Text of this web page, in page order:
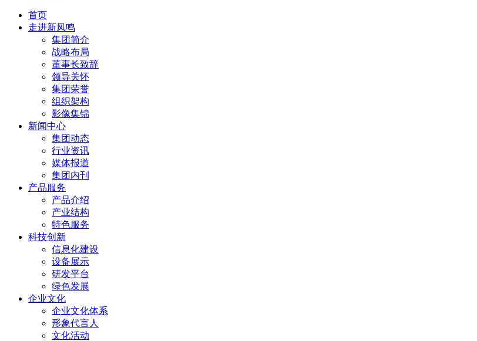
首页
走进新凤鸣
集团简介
战略布局
董事长致辞
领导关怀
集团荣誉
组织架构
影像集锦
新闻中心
集团动态
行业资讯
媒体报道
集团内刊
产品服务
产品介绍
产业结构
特色服务
科技创新
信息化建设
设备展示
研发平台
绿色发展
企业文化
企业文化体系
形象代言人
文化活动